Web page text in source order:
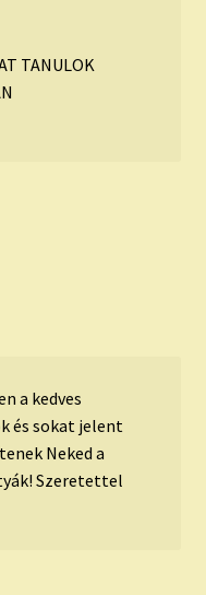
TANULOK
a kedves
és sokat jelent
Neked a
Szeretettel